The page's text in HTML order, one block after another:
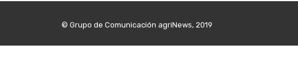
© Grupo de Comunicación agriNews, 2019